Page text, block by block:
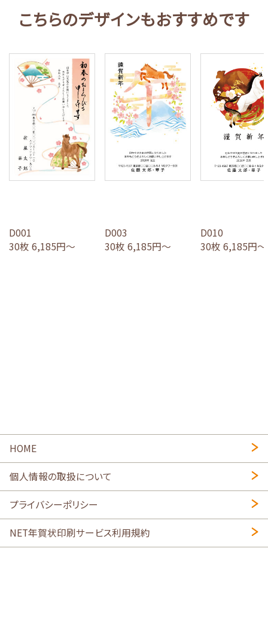
こちらのデザインもおすすめです
D001
30枚 6,185円～
D003
30枚 6,185円～
D010
30枚 6,185円～
HOME
個人情報の取扱について
プライバシーポリシー
NET年賀状印刷サービス利用規約